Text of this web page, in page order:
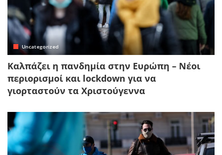
Uncategorized
Καλπάζει η πανδημία στην Ευρώπη – Νέοι
περιορισμοί και lockdown για να
γιορταστούν τα Χριστούγεννα